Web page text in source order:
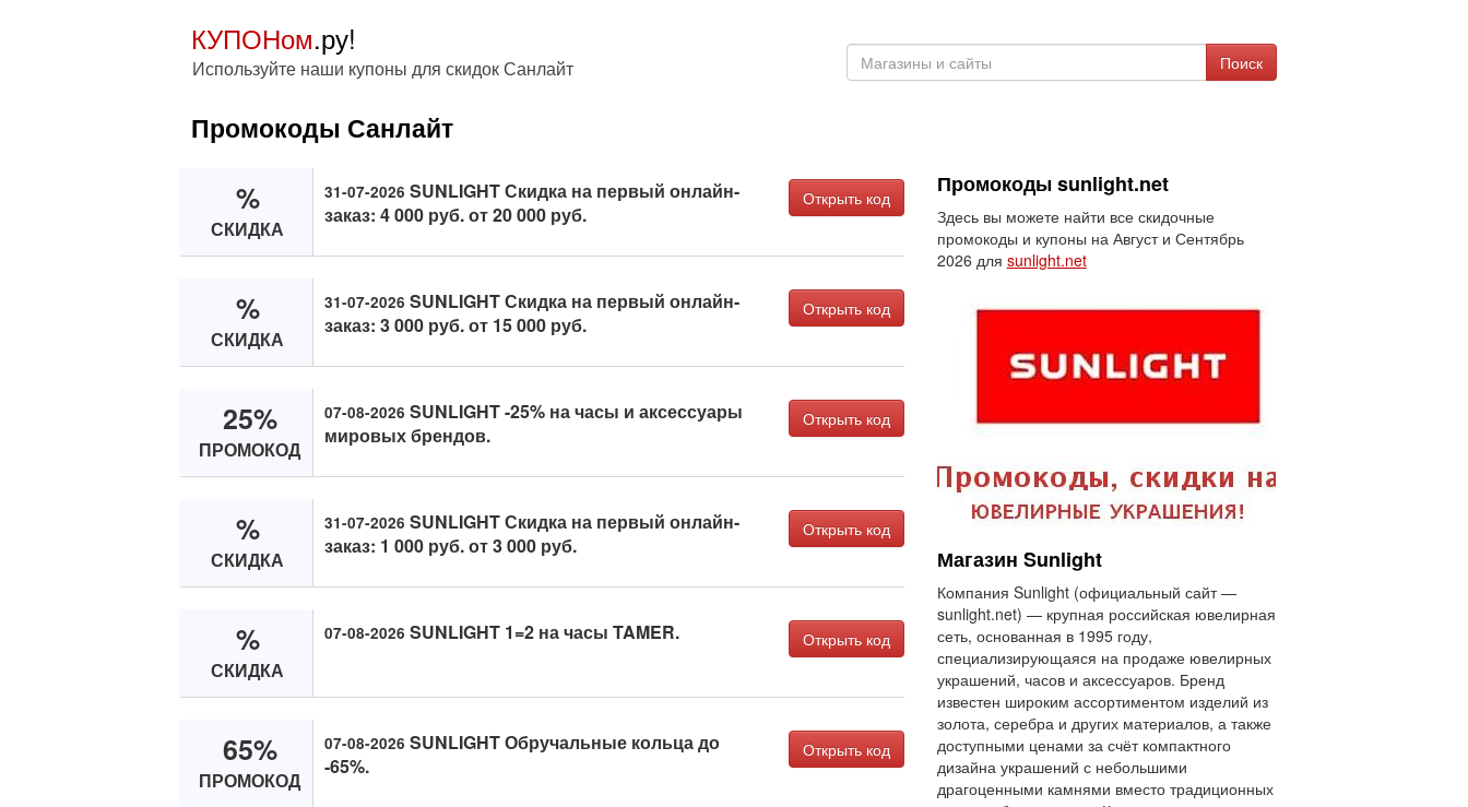
КУПОНом.ру!
Используйте наши купоны для скидок Санлайт Поиск
Промокоды Санлайт
%
СКИДКА
31-07-2026 SUNLIGHT Скидка на первый онлайн-
заказ: 4 000 руб. от 20 000 руб.
Открыть код
%
СКИДКА
31-07-2026 SUNLIGHT Скидка на первый онлайн-
заказ: 3 000 руб. от 15 000 руб.
Открыть код
25%
ПРОМОКОД
07-08-2026 SUNLIGHT -25% на часы и аксессуары
мировых брендов.
Открыть код
%
СКИДКА
31-07-2026 SUNLIGHT Скидка на первый онлайн-
заказ: 1 000 руб. от 3 000 руб.
Открыть код
%
СКИДКА
07-08-2026 SUNLIGHT 1=2 на часы TAMER. Открыть код
65%
ПРОМОКОД
07-08-2026 SUNLIGHT Обручальные кольца до
-65%.
Открыть код
Промокоды sunlight.net
Здесь вы можете найти все скидочные
промокоды и купоны на Август и Сентябрь
2026 для sunlight.net
Магазин Sunlight
Компания Sunlight (официальный сайт —
sunlight.net) — крупная российская ювелирная
сеть, основанная в 1995 году,
специализирующаяся на продаже ювелирных
украшений, часов и аксессуаров. Бренд
известен широким ассортиментом изделий из
золота, серебра и других материалов, а также
доступными ценами за счёт компактного
дизайна украшений с небольшими
драгоценными камнями вместо традиционных